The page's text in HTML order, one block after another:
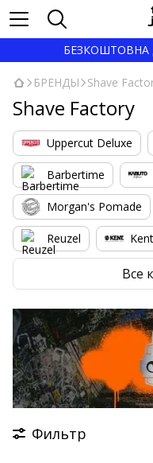
БЕЗКОШТОВНА
БРЕНДЫ Shave
Shave Factory
Uppercut Deluxe
Barbertime
Morgan's Pomade
Reuzel
Barbicide
Hawkins & Brimble
Dapper Dan
Comair
Все
Фильтр